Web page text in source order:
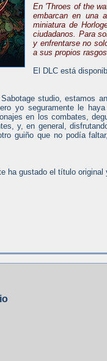
En 'Throes of the
embarcan en una
miniatura de
ciudadanos. Para
y enfrentarse no
a sus propios
El DLC está
studio, estamos
yo seguramente le
en los combates,
y, en general,
guiño que no podía
ha gustado el título original